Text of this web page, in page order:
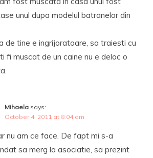
unul dupa modelul batranelor din
de tine e ingrijoratoare, sa traiesti cu
fi muscat de un caine nu e deloc o
Mihaela says:
October 4, 2011 at 8:04 am
nu am ce face. De fapt mi s-a
sa merg la asociatie, sa prezint